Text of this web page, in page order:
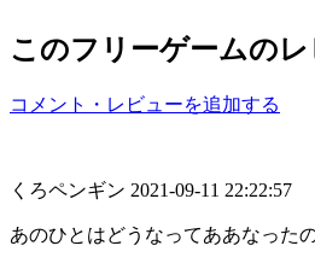
このフリーゲームの
コメント・レビューを追加する
くろペンギン 2021-09-11 22:22:57
あのひとはどうなってああなったの